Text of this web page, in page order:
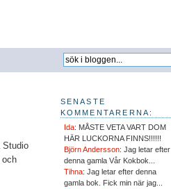
Studio
SENASTE
KOMMENTARERNA:
Ida: MÅSTE VETA VART DOM
HÄR LUCKORNA FINNS!!!!!!
Björn Andersson: Jag letar efter
denna gamla Vår Kokbok...
Tihna: Jag letar efter denna
gamla bok. Fick min när jag...